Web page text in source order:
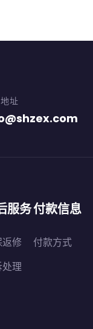
址
服务
修
理
付款信息
付款方式